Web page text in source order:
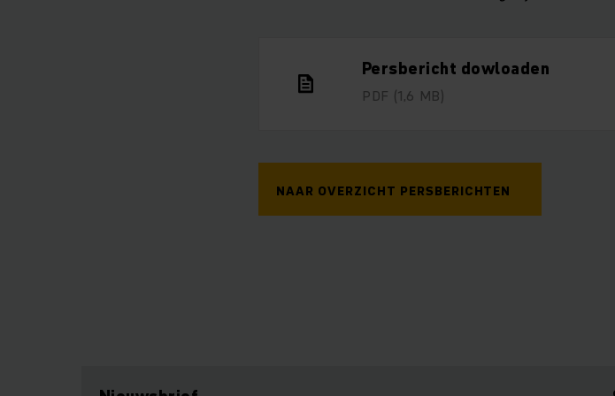
Persbericht dowloaden
PDF (1,6 MB)
NAAR OVERZICHT PERSBERICHTEN